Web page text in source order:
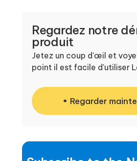
Regardez notre
produit
Jetez un coup d'œil et
point il est facile d'utiliser
Regarder